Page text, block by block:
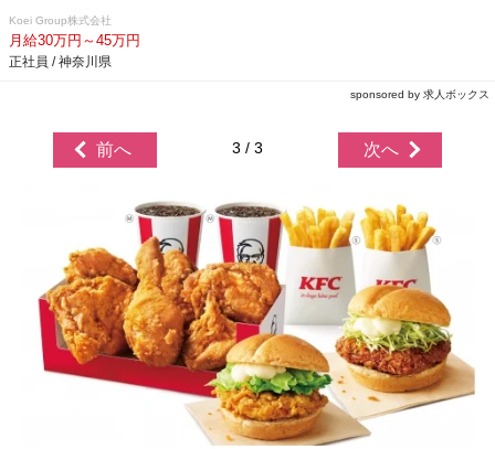
Koei Group株式会社
月給30万円～45万円
正社員 / 神奈川県
sponsored by 求人ボックス
前へ 3 / 3 次へ